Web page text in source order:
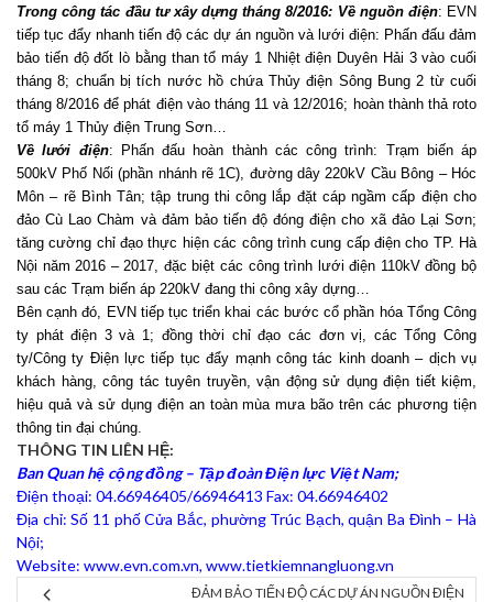
Trong công tác đầu tư xây dựng tháng 8/2016: Về nguồn điện: EVN
tiếp tục đẩy nhanh tiến độ các dự án nguồn và lưới điện: Phấn đấu đảm
bảo tiến độ đốt lò bằng than tổ máy 1 Nhiệt điện Duyên Hải 3 vào cuối
tháng 8; chuẩn bị tích nước hồ chứa Thủy điện Sông Bung 2 từ cuối
tháng 8/2016 để phát điện vào tháng 11 và 12/2016; hoàn thành thả roto
tổ máy 1 Thủy điện Trung Sơn…
Về lưới điện: Phấn đấu hoàn thành các công trình: Trạm biến áp
500kV Phố Nối (phần nhánh rẽ 1C), đường dây 220kV Cầu Bông – Hóc
Môn – rẽ Bình Tân; tập trung thi công lắp đặt cáp ngầm cấp điện cho
đảo Cù Lao Chàm và đảm bảo tiến độ đóng điện cho xã đảo Lại Sơn;
tăng cường chỉ đạo thực hiện các công trình cung cấp điện cho TP. Hà
Nội năm 2016 – 2017, đặc biệt các công trình lưới điện 110kV đồng bộ
sau các Trạm biến áp 220kV đang thi công xây dựng…
Bên cạnh đó, EVN tiếp tục triển khai các bước cổ phần hóa Tổng Công
ty phát điện 3 và 1; đồng thời chỉ đạo các đơn vị, các Tổng Công
ty/Công ty Điện lực tiếp tục đẩy mạnh công tác kinh doanh – dịch vụ
khách hàng, công tác tuyên truyền, vận động sử dụng điện tiết kiệm,
hiệu quả và sử dụng điện an toàn mùa mưa bão trên các phương tiện
thông tin đại chúng.
THÔNG TIN LIÊN HỆ:
Ban Quan hệ cộng đồng – Tập đoàn Điện lực Việt Nam;
Điện thoại: 04.66946405/66946413 Fax: 04.66946402
Địa chỉ: Số 11 phố Cửa Bắc, phường Trúc Bạch, quận Ba Đình – Hà
Nội;
Website: www.evn.com.vn, www.tietkiemnangluong.vn
ĐẢM BẢO TIẾN ĐỘ CÁC DỰ ÁN NGUỒN ĐIỆN